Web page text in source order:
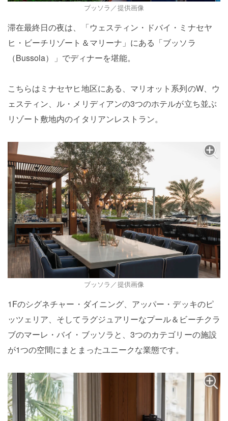
ブッソラ／提供画像
滞在最終日の夜は、「ウェスティン・ドバイ・ミナセヤ
ヒ・ビーチリゾート＆マリーナ」にある「ブッソラ
（Bussola）」でディナーを堪能。
こちらはミナセヤヒ地区にある、マリオット系列のW、ウ
ェスティン、ル・メリディアンの3つのホテルが立ち並ぶ
リゾート敷地内のイタリアンレストラン。
ブッソラ／提供画像
1Fのシグネチャー・ダイニング、アッパー・デッキのピ
ッツェリア、そしてラグジュアリーなプール＆ビーチクラ
ブのマーレ・バイ・ブッソラと、3つのカテゴリーの施設
が1つの空間にまとまったユニークな業態です。